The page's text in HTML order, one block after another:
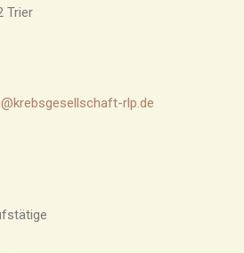
Trier
rlp.de